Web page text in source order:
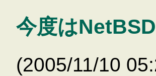
今度は
(2005/11/10